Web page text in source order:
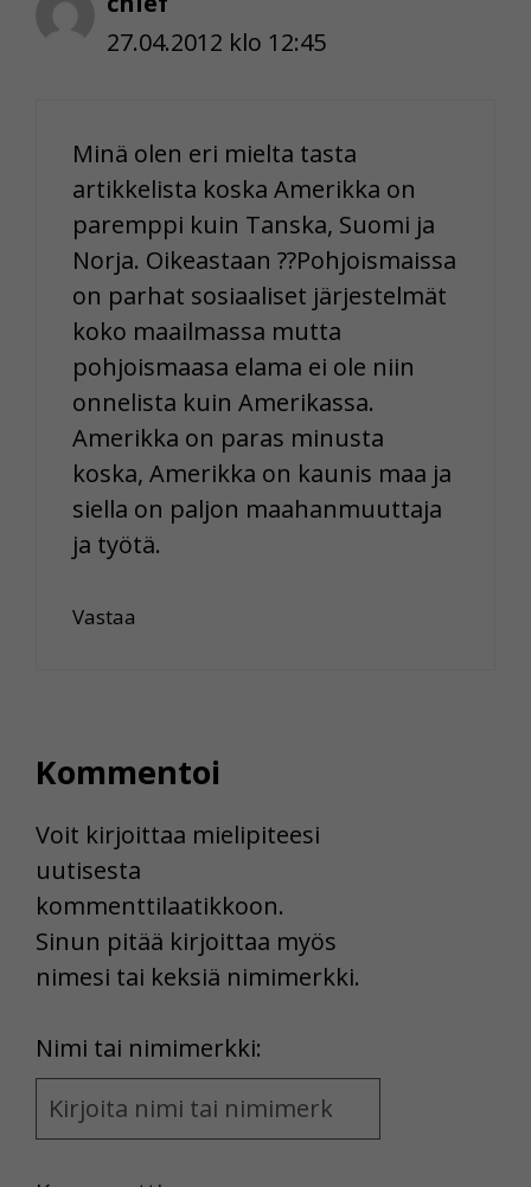
27.04.2012 klo 12:45
Minä olen eri mielta tasta
artikkelista koska Amerikka on
paremppi kuin Tanska, Suomi ja
Norja. Oikeastaan ??Pohjoismaissa
on parhat sosiaaliset järjestelmät
koko maailmassa mutta
pohjoismaasa elama ei ole niin
onnelista kuin Amerikassa.
Amerikka on paras minusta
koska, Amerikka on kaunis maa ja
siella on paljon maahanmuuttaja
ja työtä.
Vastaa
Kommentoi
Voit kirjoittaa mielipiteesi
uutisesta
kommenttilaatikkoon.
Sinun pitää kirjoittaa myös
nimesi tai keksiä nimimerkki.
Nimi tai nimimerkki:
Name
and